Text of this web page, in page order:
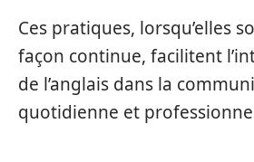
Ces pratiques, lorsqu’elles
façon continue, facilitent
de l’anglais dans la
quotidienne et